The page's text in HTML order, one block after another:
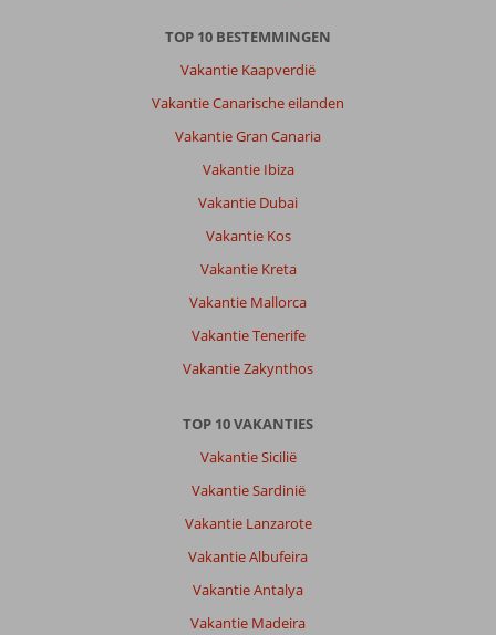
TOP 10 BESTEMMINGEN
Vakantie Kaapverdië
Vakantie Canarische eilanden
Vakantie Gran Canaria
Vakantie Ibiza
Vakantie Dubai
Vakantie Kos
Vakantie Kreta
Vakantie Mallorca
Vakantie Tenerife
Vakantie Zakynthos
TOP 10 VAKANTIES
Vakantie Sicilië
Vakantie Sardinië
Vakantie Lanzarote
Vakantie Albufeira
Vakantie Antalya
Vakantie Madeira